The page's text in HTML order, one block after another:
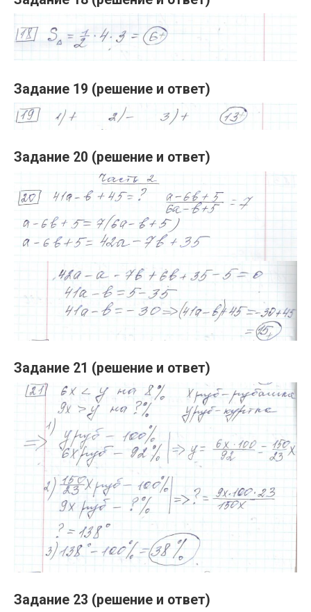
Задание 19 (решение и ответ)
Задание 20 (решение и ответ)
Задание 21 (решение и ответ)
Задание 23 (решение и ответ)